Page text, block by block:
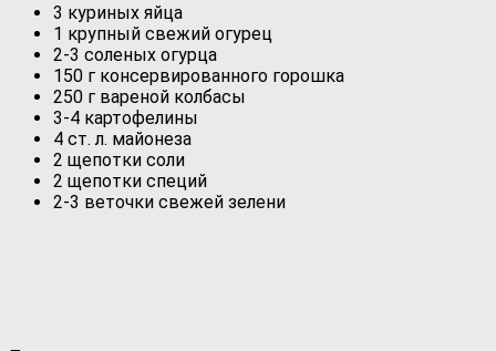
3 куриных яйца
1 крупный свежий огурец
2-3 соленых огурца
150 г консервированного горошка
250 г вареной колбасы
3-4 картофелины
4 ст. л. майонеза
2 щепотки соли
2 щепотки специй
2-3 веточки свежей зелени